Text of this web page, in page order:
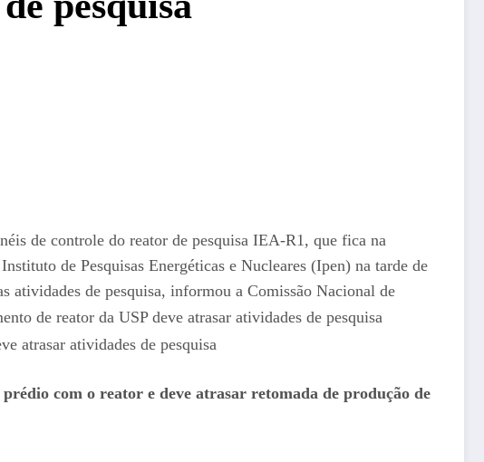
de controle do reator de pesquisa IEA-R1, que fica na
de Pesquisas Energéticas e Nucleares (Ipen) na tarde de
atividades de pesquisa, informou a Comissão Nacional de
com o reator e deve atrasar retomada de produção de